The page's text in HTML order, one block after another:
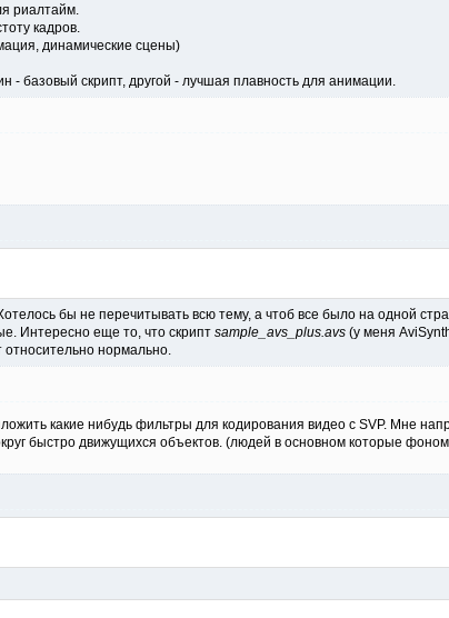
риалтайм.
кадров.
динамические сцены)
- базовый скрипт, другой - лучшая плавность для анимации.
бы не перечитывать всю тему, а чтоб все было на одной
Интересно еще то, что скрипт sample_avs_plus.avs (у меня
относительно нормально.
какие нибудь фильтры для кодирования видео с SVP. Мне
быстро движущихся объектов. (людей в основном которые